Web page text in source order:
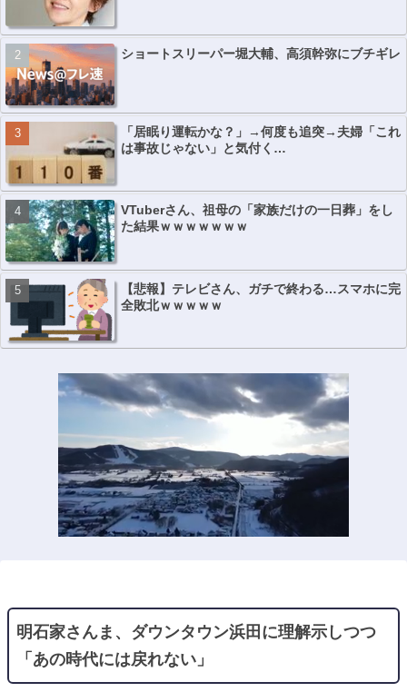
ショートスリーパー堀大輔、高須幹弥にブチギレ
「居眠り運転かな？」→何度も追突→夫婦「これ
は事故じゃない」と気付く…
VTuberさん、祖母の「家族だけの一日葬」をし
た結果ｗｗｗｗｗｗｗ
【悲報】テレビさん、ガチで終わる…スマホに完
全敗北ｗｗｗｗｗ
明石家さんま、ダウンタウン浜田に理解示しつつ
「あの時代には戻れない」